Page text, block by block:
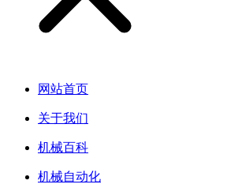
网站首页
关于我们
机械百科
机械自动化